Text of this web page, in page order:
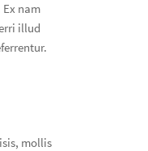
nam
illud
mollis